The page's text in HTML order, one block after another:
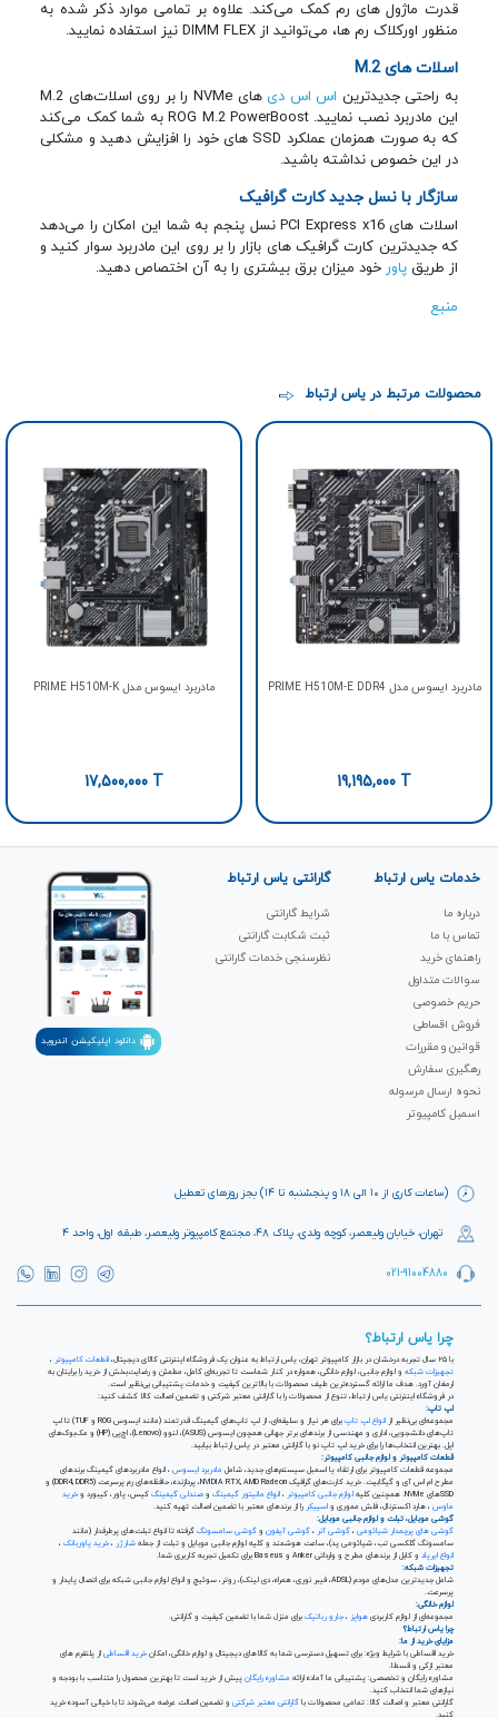
قدرت ماژول های رم کمک می‌کند. علاوه بر تمامی موارد ذکر شده به
منظور اورکلاک رم ها، می‌توانید از DIMM FLEX نیز استفاده نمایید.
اسلات های M.2
به راحتی جدیدترین اس اس دی
های NVMe را بر روی اسلات‌های M.2
این مادربرد نصب نمایید. ROG M.2 PowerBoost به شما کمک می‌کند
که به صورت همزمان عملکرد SSD های خود را افزایش دهید و مشکلی
در این خصوص نداشته باشید.
سازگار با نسل جدید کارت گرافیک
اسلات های PCI Express x16 نسل پنجم به شما این امکان را می‌دهد
که جدیدترین کارت گرافیک های بازار را بر روی این مادربرد سوار کنید و
از طریقپاور خود میزان برق بیشتری را به آن اختصاص دهید.
منبع
محصولات مرتبط در یاس ارتباط
مادربرد ایسوس مدل PRIME H510M-E DDR4
19,195,000 T
مادربرد ایسوس مدل PRIME H510M-K
17,500,000 T
(ساعات کاری از ۱۰ الی ۱۸ و پنجشنبه تا ۱۴) بجز روزهای تعطیل
تهران، خیابان ولیعصر، کوچه ولدی، پلاک ۴۸، مجتمع کامپیوتر ولیعصر، طبقه اول، واحد ۴
021-91004880
خدمات یاس ارتباط
درباره ما
تماس با ما
راهنمای خرید
سوالات متداول
حریم خصوصی
فروش اقساطی
قوانین و مقررات
رهگیری سفارش
نحوه ارسال مرسوله
اسمبل کامپیوتر
گارانتی یاس ارتباط
شرایط گارانتی
ثبت شکابت‌ گارانتی
نظرسنجی خدمات گارانتی
دانلود اپلیکیشن اندروید
چرا یاس ارتباط؟
با ۲۵ سال تجربه درخشان در بازار کامپیوتر تهران، یاس ارتباط به عنوان یک فروشگاه اینترنتی کالای دیجیتال، قطعات کامپیوتر
تجهیزات شبکه
و لوازم جانبی، لوازم خانگی، همواره در کنار شماست تا تجربه‌ای کامل، مطمئن و رضایت‌بخش از خرید را برایتان به
ارمغان آورد. هدف ما ارائه گسترده‌ترین طیف محصولات با بالاترین کیفیت و خدمات پشتیبانی بی‌نظیر است.
در فروشگاه اینترنتی یاس ارتباط، تنوع از محصولات را با گارانتی معتبر شرکتی و تضمین اصالت کالا کشف کنید:
لپ تاپ:
مجموعه‌ای بی‌نظیر از انواع لپ تاپ
برای هر نیاز و سلیقه‌ای، از لپ تاپ‌های گیمینگ قدرتمند (مانند ایسوس ROG و TUF) تا لپ
تاپ‌های دانشجویی، اداری و مهندسی از برندهای برتر جهانی همچون ایسوس (ASUS)، لنوو (Lenovo)، اچ‌پی (HP) و مک‌بوک‌های
اپل. بهترین انتخاب‌ها را برای خرید لپ تاپ نو با گارانتی معتبر در یاس ارتباط بیابید.
قطعات کامپیوتر و لوازم جانبی کامپیوتر:
مجموعه قطعات کامپیوتر برای ارتقاء یا اسمبل سیستم‌های جدید، شامل مادربرد ایسوس ، انواع مادربردهای گیمینگ برندهای
مطرح ام اس آی و گیگابیت. خرید کارت‌های گرافیک NVIDIA RTX, AMD Radeon، پردازنده‌، حافظه‌های رم پرسرعت (DDR4, DDR5) و
SSDهای NVMe. همچنین کلیه
لوازم جانبی کامپیوتر انواع مانیتور گیمینگ صندلی گیمینگ
خرید
ماوس
اسپیکر
گوشی موبایل، تبلت و لوازم جانبی موبایل:
گوشی های پرچمدار شیائومی گوشی آنر گوشی آیفون گوشی سامسونگ گرفته تا انواع تبلت‌های پرطرفدار (مانند
سامسونگ گلکسی تب، شیائومی پد)، ساعت هوشمند و کلیه لوازم جانبی موبایل و تبلت از جمله شارژر خرید پاوربانک
انواع ایرپاد
تجهیزات شبکه:
شامل جدیدترین مدل‌های مودم (ADSL، فیبر نوری، همراه، دی لینک)، روتر، سوئیچ و انواع لوازم جانبی شبکه برای اتصال پایدار و
پرسرعت.
لوازم خانگی:
مجموعه‌ای از لوازم کاربردی هواپز جارو رباتیک
چرا یاس ارتباط؟
مزایای خرید از ما:
خرید اقساطی با شرایط ویژه: برای تسهیل دسترسی شما به کالاهای دیجیتال و لوازم خانگی، امکانخرید اقساطی از پلتفرم های
معتبر ازکی و قسطا.
مشاوره رایگان و تخصصی: پشتیبانی ما آماده ارائه مشاوره رایگان پیش از خرید است تا بهترین محصول را متناسب با بودجه و
نیازهای شما انتخاب کنید.
گارانتی معتبر و اصالت کالا: تمامی محصولات با گارانتی معتبر شرکتی و تضمین اصالت عرضه می‌شوند تا با خیالی آسوده خرید
کنید.